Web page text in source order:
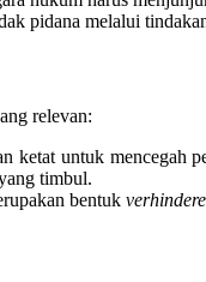
pidana melalui
relevan:
ketat untuk mencegah
timbul.
bentuk